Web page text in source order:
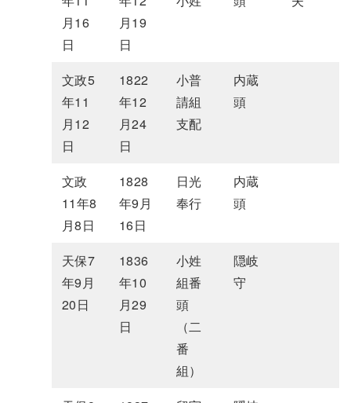
月16
日
月19
日
文政5
年11
月12
日
1822
年12
月24
日
小普
請組
支配
内蔵
頭
文政
11年8
月8日
1828
年9月
16日
日光
奉行
内蔵
頭
天保7
年9月
20日
1836
年10
月29
日
小姓
組番
頭
（二
番
組）
隠岐
守